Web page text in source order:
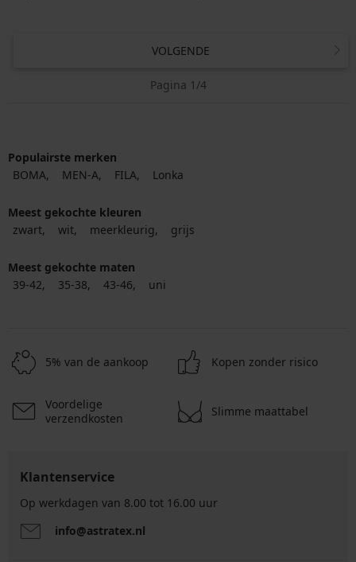
VOLGENDE
Pagina 1/4
Populairste merken
BOMA
MEN-A FILA Lonka
Meest gekochte kleuren
zwart
wit meerkleurig grijs
Meest gekochte maten
39-42
35-38 43-46 uni
5% van de aankoop Kopen zonder risico
Voordelige
verzendkosten
Slimme maattabel
Klantenservice
Op werkdagen van 8.00 tot 16.00 uur
info@astratex.nl